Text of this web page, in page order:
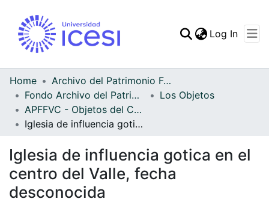
Statistics
Log In
Home
Archivo del Patrimonio Fotográfico y Fílmico del Valle del Cauca
Fondo Archivo del Patrimonio Fotográfico y Fílmico del Valle del Cauca
Los Objetos
APFFVC - Objetos del Culto - Patrimonial
Iglesia de influencia gotica en el centro del Valle, fecha desconocida
Iglesia de influencia gotica en el
centro del Valle, fecha
desconocida